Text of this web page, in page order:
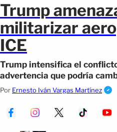
Trump
militarizar
ICE
Trump intensifica el
advertencia que podría
aeropuertos de EE.UU.
Por Ernesto Iván Vargas Martínez